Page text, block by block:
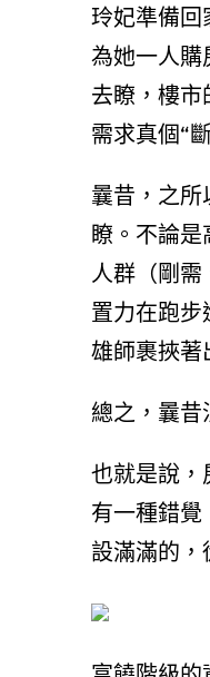
玲妃準備回
為她一人購
去瞭，樓市
需求真個“
曩昔，之所
瞭。不論
人群（剛需
置力在跑
雄師裹挾著
總之，曩昔
也就是說，
有一種錯
設滿滿的，